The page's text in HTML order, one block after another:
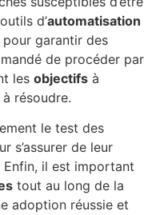
d’automatisation
garantir des
de procéder par
les objectifs à
résoudre.
le test des
s’assurer de leur
il est important
tout au long de la
adoption réussie et